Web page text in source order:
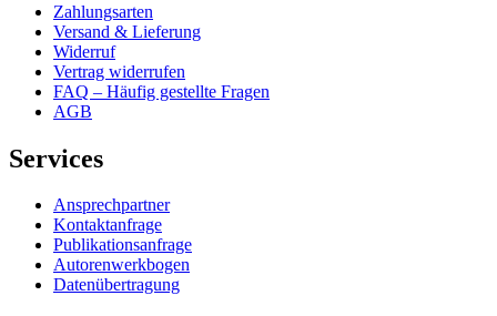
Zahlungsarten
Versand & Lieferung
Widerruf
Vertrag widerrufen
FAQ – Häufig gestellte Fragen
AGB
Services
Ansprechpartner
Kontaktanfrage
Publikationsanfrage
Autorenwerkbogen
Datenübertragung